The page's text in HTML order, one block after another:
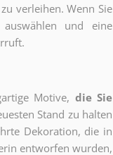
verleihen. Wenn Sie
auswählen und eine
Motive, die Sie
Stand zu halten
Dekoration, die in
entworfen wurden,